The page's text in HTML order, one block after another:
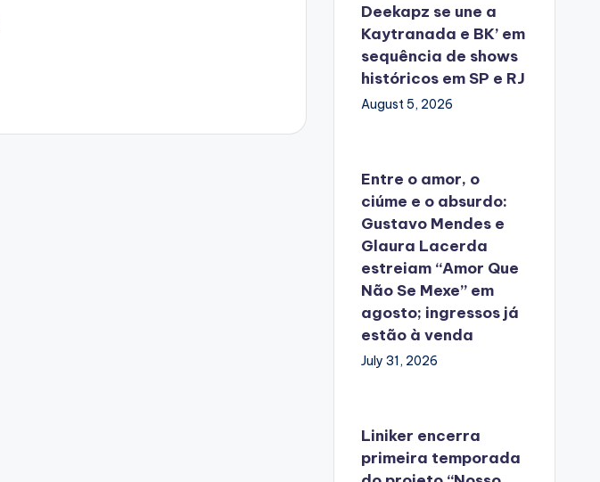
Deekapz se une a
Kaytranada e BK’ em
sequência de shows
históricos em SP e RJ
August 5, 2026
Entre o amor, o
ciúme e o absurdo:
Gustavo Mendes e
Glaura Lacerda
estreiam “Amor Que
Não Se Mexe” em
agosto; ingressos já
estão à venda
July 31, 2026
Liniker encerra
primeira temporada